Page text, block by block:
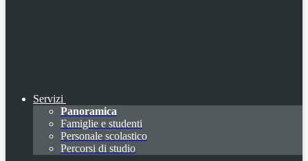
Servizi
Panoramica
Famiglie e studenti
Personale scolastico
Percorsi di studio